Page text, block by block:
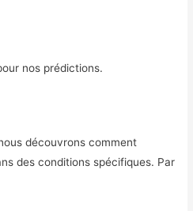
nos prédictions.
découvrons comment
des conditions spécifiques. Par